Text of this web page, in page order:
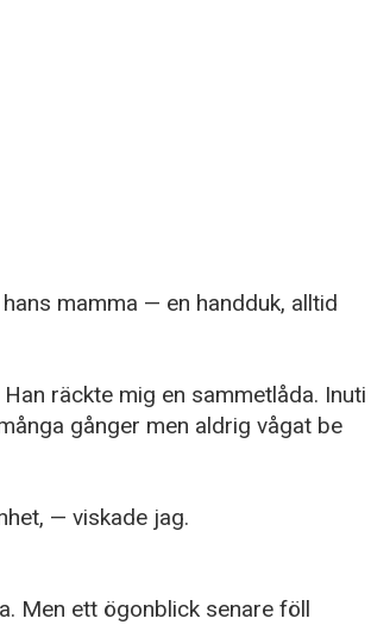
mamma — en handduk, alltid
räckte mig en sammetlåda. Inuti
gånger men aldrig vågat be
— viskade jag.
Men ett ögonblick senare föll